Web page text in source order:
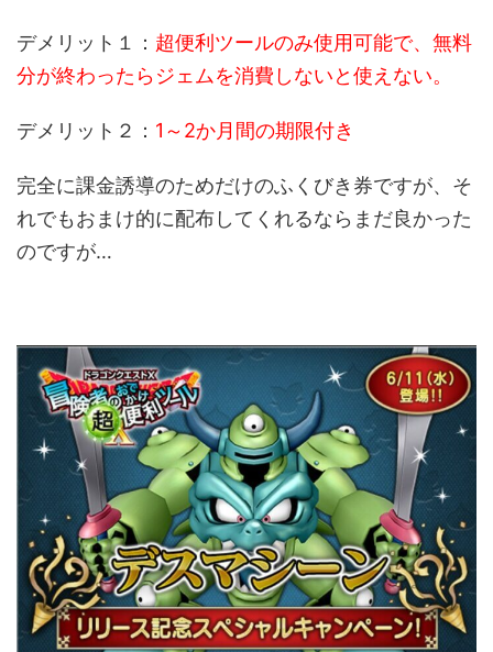
デメリット１： 超便利ツールのみ使用可能で、無料
分が終わったらジェムを消費しないと使えない。
デメリット２： 1～2か月間の期限付き
完全に課金誘導のためだけのふくびき券ですが、そ
れでもおまけ的に配布してくれるならまだ良かった
のですが…